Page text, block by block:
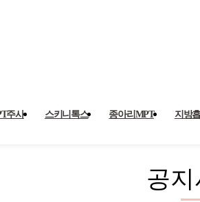
입고 안내 > 공지
주사 스키니톡스 종아리MPT 지방
공